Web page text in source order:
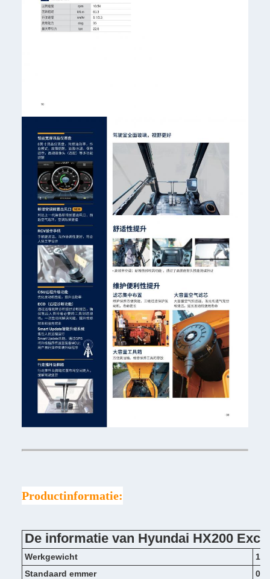
Productinformatie:
De informatie van Hyundai HX200
Werkgewicht
Standaard emmer
0.9